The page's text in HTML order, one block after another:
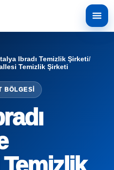
Ibradı Temizlik Şirketi/
Temizlik Şirketi
BÖLGESI